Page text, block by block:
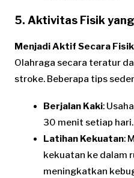
5. Aktivitas Fisik
Menjadi Aktif Secara Fisik
Olahraga secara teratur
stroke. Beberapa tips
Berjalan Kaki:
30 menit setiap hari.
Latihan Kekuatan:
kekuatan ke dalam
meningkatkan